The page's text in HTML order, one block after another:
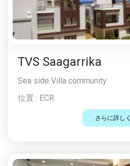
TVS Saagarrika
Sea side Villa community.
位置 : ECR
さらに詳しく